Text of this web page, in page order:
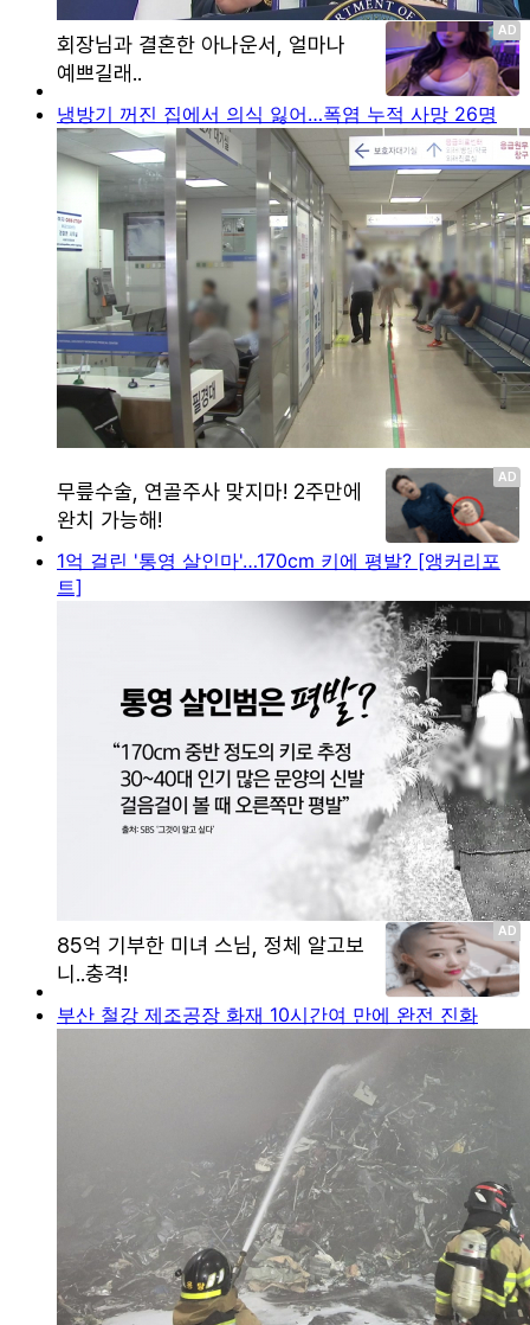
냉방기 꺼진 집에서 의식 잃어…폭염 누적 사망 26명
1억 걸린 '통영 살인마'…170cm 키에 평발? [앵커리포
트]
부산 철강 제조공장 화재 10시간여 만에 완전 진화